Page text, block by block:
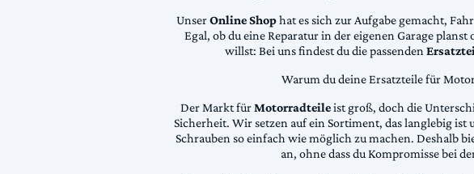
UnserOnline Shophat es sich zur Aufgabe gemacht,
Egal, ob du eine Reparatur in der eigenen Garage
willst: Bei uns findest du die passenden
Warum du deine Ersatzteile für
Der Markt fürMotorradteileist groß, doch die
Sicherheit. Wir setzen auf ein Sortiment, das langlebig ist
Schrauben so einfach wie möglich zu machen. Deshalb
an, ohne dass du Kompromisse bei